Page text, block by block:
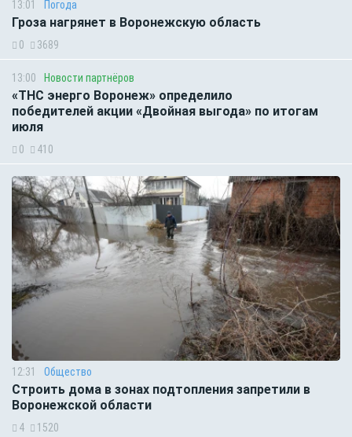
13:01 Погода
Гроза нагрянет в Воронежскую область
0 3689
13:00 Новости партнёров
«ТНС энерго Воронеж» определило
победителей акции «Двойная выгода» по итогам
июля
0 410
12:31 Общество
Строить дома в зонах подтопления запретили в
Воронежской области
4 1520